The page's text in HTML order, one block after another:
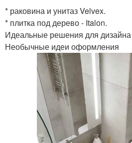
* раковина и унитаз Velvex.
* плитка под дерево - Italon.
Идеальные решения для
Необычные идеи оформления